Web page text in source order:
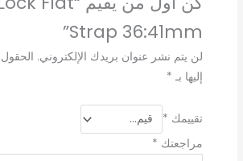
Strap 36:41mm”
لن يتم نشر عنوان بريدك الإلكتروني. الحقول
إليها بـ *
تقييمك *
مراجعتك *